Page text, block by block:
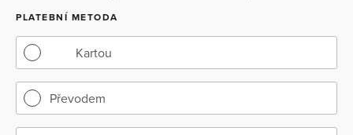
PLATEBNÍ METODA
Kartou
Převodem